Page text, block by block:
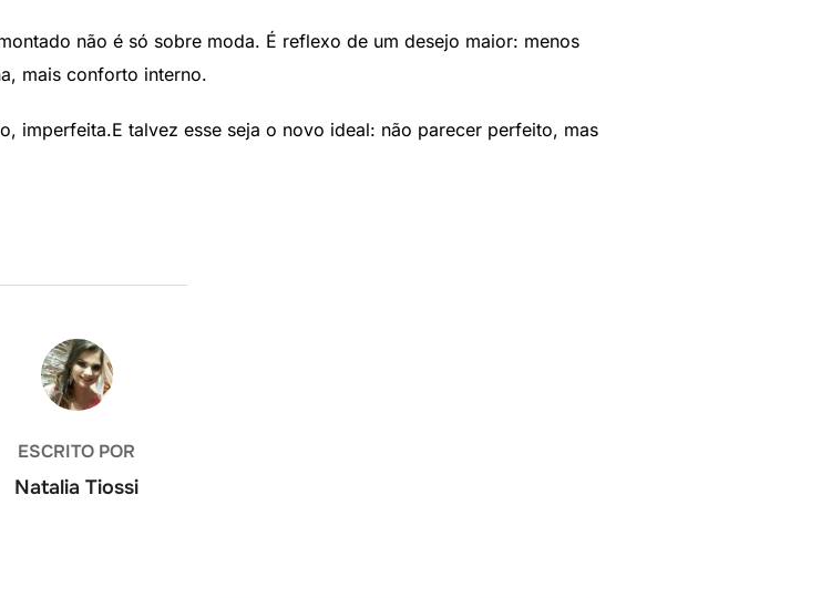
não é só sobre moda. É reflexo de um desejo maior: menos
mais conforto interno.
imperfeita.E talvez esse seja o novo ideal: não parecer perfeito, mas
AUTOR DO POST
ESCRITO POR
Natalia Tiossi